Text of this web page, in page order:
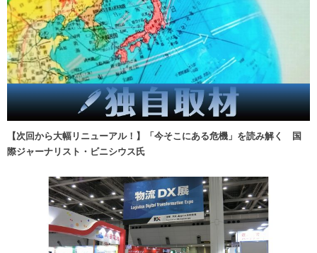
【次回から大幅リニューアル！】「今そこにある危機」を読み解く 国
際ジャーナリスト・ビニシウス氏